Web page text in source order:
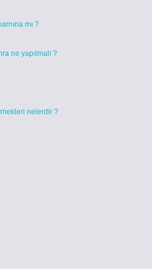
mı ?
ne yapılmalı ?
nelerdir ?